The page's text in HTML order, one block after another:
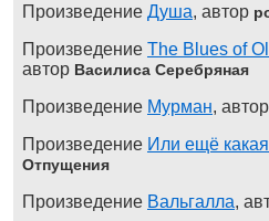
Произведение Душа, автор
Произведение The Blues of
автор Василиса Серебряная
Произведение Мурман, автор
Произведение Или ещё
Отпущения
Произведение Вальгалла,